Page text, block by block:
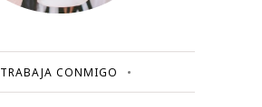
TRABAJA CONMIGO